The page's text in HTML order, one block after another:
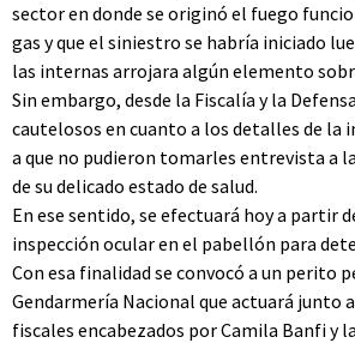
sector en donde se originó el fuego
gas y que el siniestro se habría iniciado
las internas arrojara algún elemento
Sin embargo, desde la Fiscalía y la
cautelosos en cuanto a los detalles de la
a que no pudieron tomarles entrevista a
de su delicado estado de salud.
En ese sentido, se efectuará hoy a partir
inspección ocular en el pabellón para
Con esa finalidad se convocó a un perito
Gendarmería Nacional que actuará junto
fiscales encabezados por Camila Banfi y